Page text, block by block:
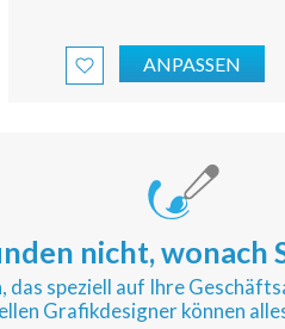
ANPASSEN
nicht, wonach
das speziell auf Ihre
Grafikdesigner können